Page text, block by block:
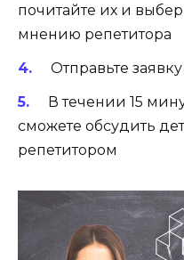
почитайте их и
мнению репетитора
Отправьте
В течении 15
сможете обсудить
репетитором